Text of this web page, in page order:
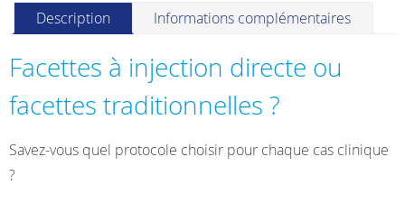
Webinaire
—
Facettes
esthétiques
en
composite
par
directe
Description Informations complémentaires
Facettes à injection directe ou
facettes traditionnelles ?
Savez-vous quel protocole choisir pour chaque cas clinique
?